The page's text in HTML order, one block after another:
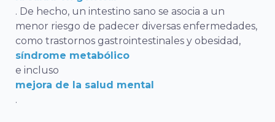
. De hecho, un intestino sano se asocia a un
menor riesgo de padecer diversas enfermedades,
como trastornos gastrointestinales y obesidad,
síndrome metabólico
e incluso
mejora de la salud mental
.